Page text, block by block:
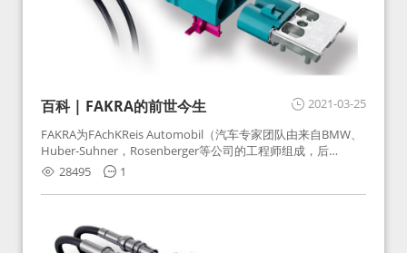
2021-03-25
百科 | FAKRA的前世今生
FAKRA为FAchKReis Automobil（汽车专家团队由来自BMW、
Huber-Suhner，Rosenberger等公司的工程师组成，后
Huber-Suhner相关连接器业务及技术在2010年并入
Rosenberger）缩写。起初为BMW需求用于车载收音机天线连
接，如今FAKRA已成为汽车行业通用标准的射频连接器，被业
28495 1